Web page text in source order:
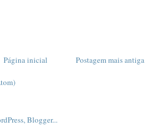
Postagem mais antiga
Página inicial